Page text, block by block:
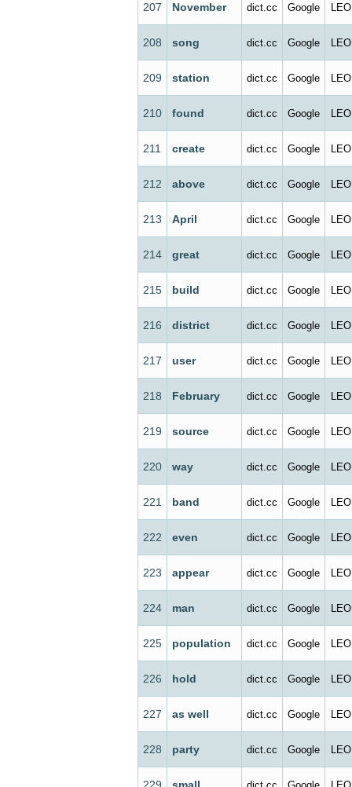
207 November dict.cc Google LEO
208 song dict.cc Google LEO
209 station dict.cc Google LEO
210 found dict.cc Google LEO
211 create dict.cc Google LEO
212 above dict.cc Google LEO
213 April dict.cc Google LEO
214 great dict.cc Google LEO
215 build dict.cc Google LEO
216 district dict.cc Google LEO
217 user dict.cc Google LEO
218 February dict.cc Google LEO
219 source dict.cc Google LEO
220 way dict.cc Google LEO
221 band dict.cc Google LEO
222 even dict.cc Google LEO
223 appear dict.cc Google LEO
224 man dict.cc Google LEO
225 population dict.cc Google LEO
226 hold dict.cc Google LEO
227 as well dict.cc Google LEO
228 party dict.cc Google LEO